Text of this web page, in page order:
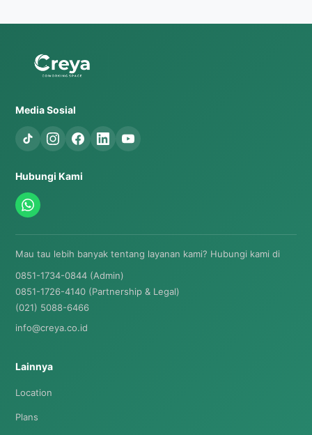
Media Sosial
Hubungi Kami
Mau tau lebih banyak tentang layanan kami? Hubungi kami di
0851-1734-0844 (Admin)
0851-1726-4140 (Partnership & Legal)
(021) 5088-6466
info@creya.co.id
Lainnya
Location
Plans